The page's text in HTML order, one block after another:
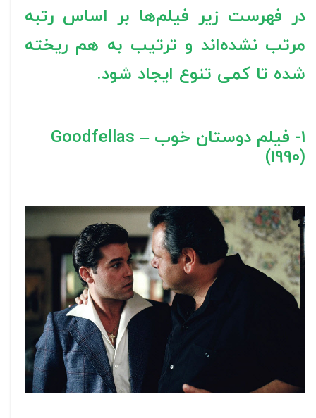
در فهرست زیر فیلم‌ها بر اساس رتبه
مرتب نشده‌اند و ترتیب به هم ریخته
شده تا کمی تنوع ایجاد شود.
1- فیلم دوستان خوب – Goodfellas
(1990)